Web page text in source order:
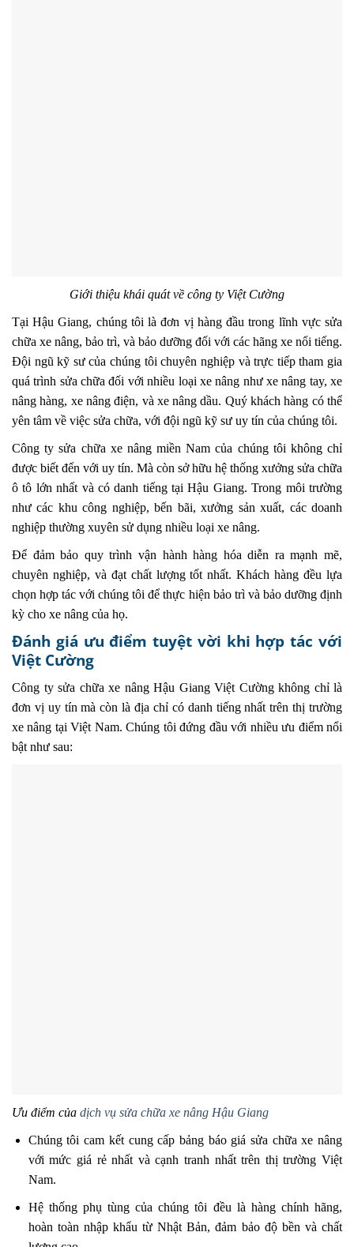
Giới thiệu khái quát về công ty Việt Cường
Tại Hậu Giang, chúng tôi là đơn vị hàng đầu trong lĩnh vực sửa
chữa xe nâng, bảo trì, và bảo dưỡng đối với các hãng xe nổi tiếng.
Đội ngũ kỹ sư của chúng tôi chuyên nghiệp và trực tiếp tham gia
quá trình sửa chữa đối với nhiều loại xe nâng như xe nâng tay, xe
nâng hàng, xe nâng điện, và xe nâng dầu. Quý khách hàng có thể
yên tâm về việc sửa chữa, với đội ngũ kỹ sư uy tín của chúng tôi.
Công ty sửa chữa xe nâng miền Nam của chúng tôi không chỉ
được biết đến với uy tín. Mà còn sở hữu hệ thống xưởng sửa chữa
ô tô lớn nhất và có danh tiếng tại Hậu Giang. Trong môi trường
như các khu công nghiệp, bến bãi, xưởng sản xuất, các doanh
nghiệp thường xuyên sử dụng nhiều loại xe nâng.
Để đảm bảo quy trình vận hành hàng hóa diễn ra mạnh mẽ,
chuyên nghiệp, và đạt chất lượng tốt nhất. Khách hàng đều lựa
chọn hợp tác với chúng tôi để thực hiện bảo trì và bảo dưỡng định
kỳ cho xe nâng của họ.
Đánh giá ưu điểm tuyệt vời khi hợp tác với
Việt Cường
Công ty sửa chữa xe nâng Hậu Giang Việt Cường không chỉ là
đơn vị uy tín mà còn là địa chỉ có danh tiếng nhất trên thị trường
xe nâng tại Việt Nam. Chúng tôi đứng đầu với nhiều ưu điểm nổi
bật như sau:
Ưu điểm của dịch vụ sửa chữa xe nâng Hậu Giang
Chúng tôi cam kết cung cấp bảng báo giá sửa chữa xe nâng
với mức giá rẻ nhất và cạnh tranh nhất trên thị trường Việt
Nam.
Hệ thống phụ tùng của chúng tôi đều là hàng chính hãng,
hoàn toàn nhập khẩu từ Nhật Bản, đảm bảo độ bền và chất